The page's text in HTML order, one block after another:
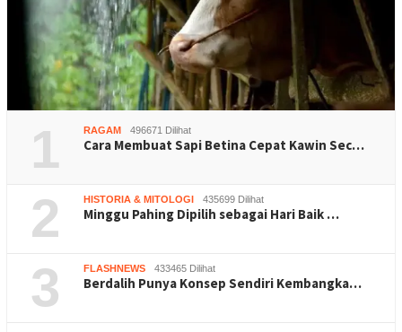
1 RAGAM 496671 Dilihat
Cara Membuat Sapi Betina Cepat Kawin Sec…
2 HISTORIA & MITOLOGI 435699 Dilihat
Minggu Pahing Dipilih sebagai Hari Baik …
3 FLASHNEWS 433465 Dilihat
Berdalih Punya Konsep Sendiri Kembangka…